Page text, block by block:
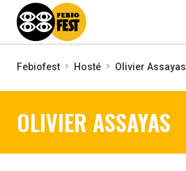
Febiofest Hosté Olivier Assayas
OLIVIER ASSAYAS